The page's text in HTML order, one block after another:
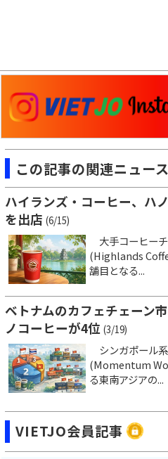
この記事の関連ニュース
ハイランズ・コーヒー、ハ
を出店 (6/15)
大手コーヒー
(Highlands
舗目となる...
ベトナムのカフェチェーン
ノコーヒーが4位 (3/19)
シンガポール
(Momentum
る東南アジアの...
VIETJO会員記事